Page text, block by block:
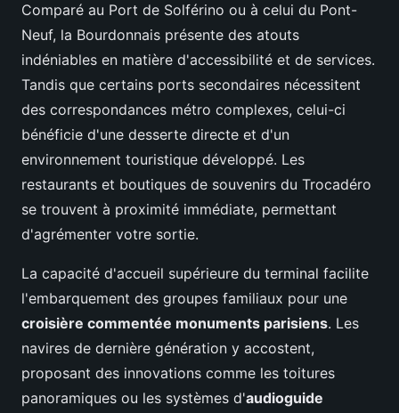
Comparé au Port de Solférino ou à celui du Pont-
Neuf, la Bourdonnais présente des atouts
indéniables en matière d'accessibilité et de services.
Tandis que certains ports secondaires nécessitent
des correspondances métro complexes, celui-ci
bénéficie d'une desserte directe et d'un
environnement touristique développé. Les
restaurants et boutiques de souvenirs du Trocadéro
se trouvent à proximité immédiate, permettant
d'agrémenter votre sortie.
La capacité d'accueil supérieure du terminal facilite
l'embarquement des groupes familiaux pour une
croisière commentée monuments parisiens. Les
navires de dernière génération y accostent,
proposant des innovations comme les toitures
panoramiques ou les systèmes d'audioguide